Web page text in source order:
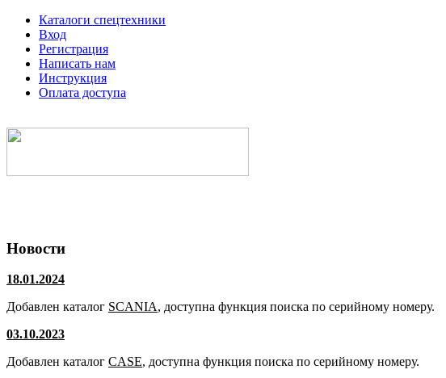
Каталоги спецтехники
Вход
Регистрация
Написать нам
Инструкция
Оплата доступа
Новости
18.01.2024
Добавлен каталог SCANIA, доступна функция поиска по серийному номеру.
03.10.2023
Добавлен каталог CASE, доступна функция поиска по серийному номеру.